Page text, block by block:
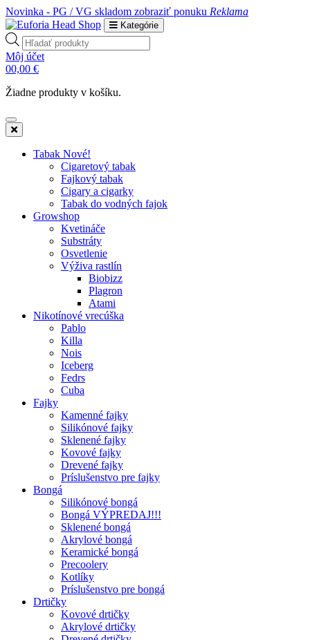
Novinka - PG / VG skladom zobraziť ponuku Reklama
Kategórie
Products
search
Môj účet
00,00 €
Žiadne produkty v košíku.
Tabak Nové!
Cigaretový tabak
Fajkový tabak
Cigary a cigarky
Tabak do vodných fajok
Growshop
Kvetináče
Substráty
Osvetlenie
Výživa rastlín
Biobizz
Plagron
Atami
Nikotínové vrecúška
Pablo
Killa
Nois
Iceberg
Fedrs
Cuba
Fajky
Kamenné fajky
Silikónové fajky
Sklenené fajky
Kovové fajky
Drevené fajky
Príslušenstvo pre fajky
Bongá
Silikónové bongá
Bongá VÝPREDAJ!!!
Sklenené bongá
Akrylové bongá
Keramické bongá
Precoolery
Kotlíky
Príslušenstvo pre bongá
Drtičky
Kovové drtičky
Akrylové drtičky